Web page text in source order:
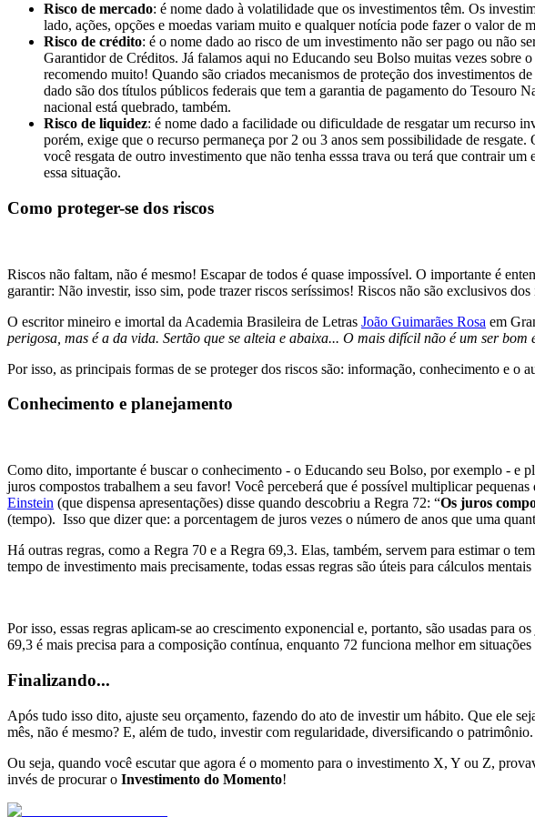
Risco de mercado: é nome dado à volatilidade que os investimentos têm. Os
lado, ações, opções e moedas variam muito e qualquer notícia pode fazer o valor de
Risco de crédito: é o nome dado ao risco de um investimento não ser pago ou não
Garantidor de Créditos. Já falamos aqui no Educando seu Bolso muitas vezes sobre
recomendo muito! Quando são criados mecanismos de proteção dos investimentos
dado são dos títulos públicos federais que tem a garantia de pagamento do Tesouro
nacional está quebrado, também.
Risco de liquidez: é nome dado a facilidade ou dificuldade de resgatar um recurso
porém, exige que o recurso permaneça por 2 ou 3 anos sem possibilidade de
você resgata de outro investimento que não tenha esssa trava ou terá que contrair
essa situação.
Como proteger-se dos riscos
Riscos não faltam, não é mesmo! Escapar de todos é quase impossível. O importante é
garantir: Não investir, isso sim, pode trazer riscos seríssimos! Riscos não são exclusivos
O escritor mineiro e imortal da Academia Brasileira de Letras João Guimarães Rosa em
perigosa, mas é a da vida. Sertão que se alteia e abaixa... O mais difí­cil não é um ser
Por isso, as principais formas de se proteger dos riscos são: informação, conhecimento e o
Conhecimento e planejamento
Como dito, importante é buscar o conhecimento - o Educando seu Bolso, por exemplo - e
juros compostos trabalhem a seu favor! Você perceberá que é possível multiplicar
Einstein (que dispensa apresentações) disse quando descobriu a Regra 72: “Os juros
(tempo). Isso que dizer que: a porcentagem de juros vezes o número de anos que uma
Há outras regras, como a Regra 70 e a Regra 69,3. Elas, também, servem para estimar o
tempo de investimento mais precisamente, todas essas regras são úteis para cálculos
Por isso, essas regras aplicam-se ao crescimento exponencial e, portanto, são usadas para
69,3 é mais precisa para a composição contínua, enquanto 72 funciona melhor em
Finalizando...
Após tudo isso dito, ajuste seu orçamento, fazendo do ato de investir um hábito. Que ele
mês, não é mesmo? E, além de tudo, investir com regularidade, diversificando o patrimônio.
Ou seja, quando você escutar que agora é o momento para o investimento X, Y ou Z,
invés de procurar o Investimento do Momento!